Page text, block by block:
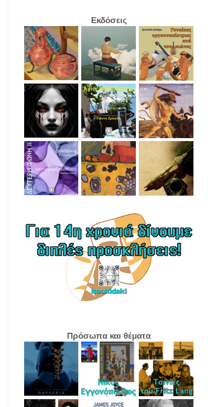
Εκδόσεις
Πρόσωπα και θέματα